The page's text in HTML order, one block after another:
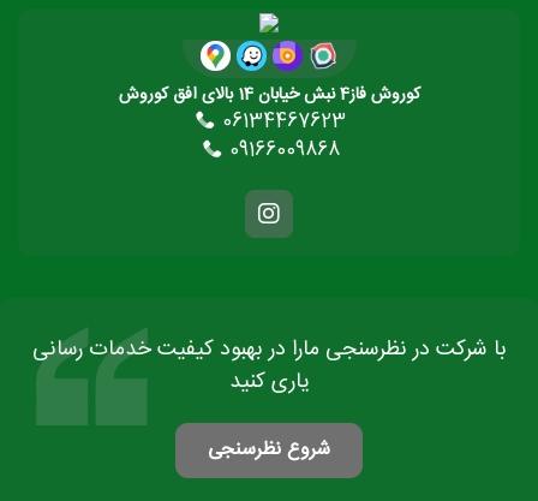
کوروش فاز4 نبش خیابان 14 بالای افق کوروش
06134467623
09166009868
با شرکت در نظرسنجی مارا در بهبود کیفیت خدمات رسانی
یاری کنید
شروع نظرسنجی